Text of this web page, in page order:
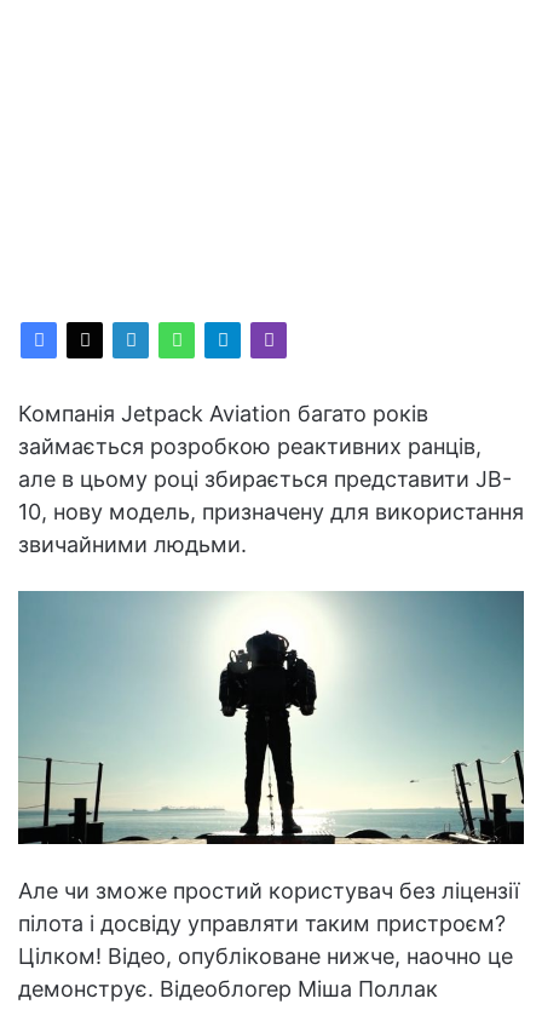
Компанія Jetpack Aviation багато років
займається розробкою реактивних ранців,
але в цьому році збирається представити JB-
10, нову модель, призначену для використання
звичайними людьми.
Але чи зможе простий користувач без ліцензії
пілота і досвіду управляти таким пристроєм?
Цілком! Відео, опубліковане нижче, наочно це
демонструє. Відеоблогер Міша Поллак